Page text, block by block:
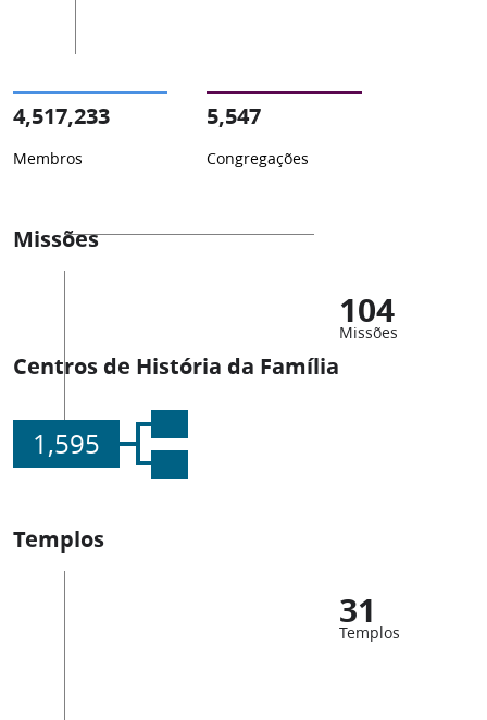
4,517,233
Membros
5,547
Congregações
Missões
104
Missões
Centros de História da Família
1,595
Templos
31
Templos